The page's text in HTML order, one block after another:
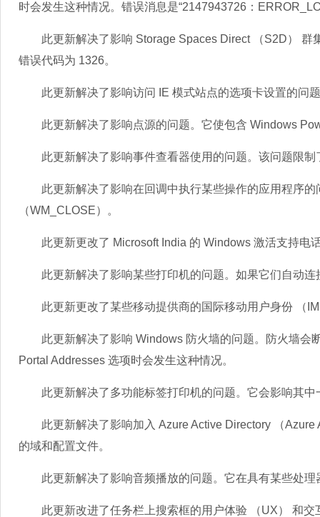
时会发生这种情况。错误消息是“2147943726：
此更新解决了影响 Storage Spaces Direct （S2D） 群
错误代码为 1326。
此更新解决了影响访问 IE 模式站点的选项卡设置的问
此更新解决了影响点源的问题。它使包含 Windows
此更新解决了影响事件查看器使用的问题。该问题限制
此更新解决了影响在回调中执行某些操作的应用程序的
（WM_CLOSE）。
此更新更改了 Microsoft India 的 Windows 激活支持电
此更新解决了影响某些打印机的问题。如果它们自动连
此更新更改了某些移动提供商的国际移动用户身份 （
此更新解决了影响 Windows 防火墙的问题。防火墙会
Portal Addresses 选项时会发生这种情况。
此更新解决了多功能标签打印机的问题。它会影响其中
此更新解决了影响加入 Azure Active Directory （Azure
的域和配置文件。
此更新解决了影响音频播放的问题。它在具有某些处理
此更新改进了任务栏上搜索框的用户体验 （UX） 和交